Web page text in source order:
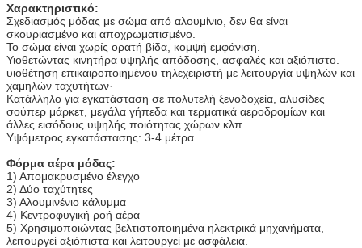
Χαρακτηριστικό:
Σχεδιασμός μόδας με σώμα από αλουμίνιο, δεν θα είναι
σκουριασμένο και αποχρωματισμένο.
Το σώμα είναι χωρίς ορατή βίδα, κομψή εμφάνιση.
Υιοθετώντας κινητήρα υψηλής απόδοσης, ασφαλές και αξιόπιστο.
υιοθέτηση επικαιροποιημένου τηλεχειριστή με λειτουργία υψηλών και
χαμηλών ταχυτήτων·
Κατάλληλο για εγκατάσταση σε πολυτελή ξενοδοχεία, αλυσίδες
σούπερ μάρκετ, μεγάλα γήπεδα και τερματικά αεροδρομίων και
άλλες εισόδους υψηλής ποιότητας χώρων κλπ.
Υψόμετρος εγκατάστασης: 3-4 μέτρα
Φόρμα αέρα μόδας:
1) Απομακρυσμένο έλεγχο
2) Δύο ταχύτητες
3) Αλουμινένιο κάλυμμα
4) Κεντροφυγική ροή αέρα
5) Χρησιμοποιώντας βελτιστοποιημένα ηλεκτρικά μηχανήματα,
λειτουργεί αξιόπιστα και λειτουργεί με ασφάλεια.